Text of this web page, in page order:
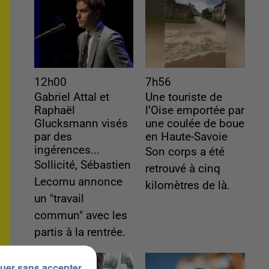
12h00
Gabriel Attal et
Raphaël
Glucksmann visés
par des
ingérences...
Sollicité, Sébastien
Lecornu annonce
un "travail
commun" avec les
partis à la rentrée.
7h56
Une touriste de
l’Oise emportée par
une coulée de boue
en Haute-Savoie
Son corps a été
retrouvé à cinq
kilomètres de là.